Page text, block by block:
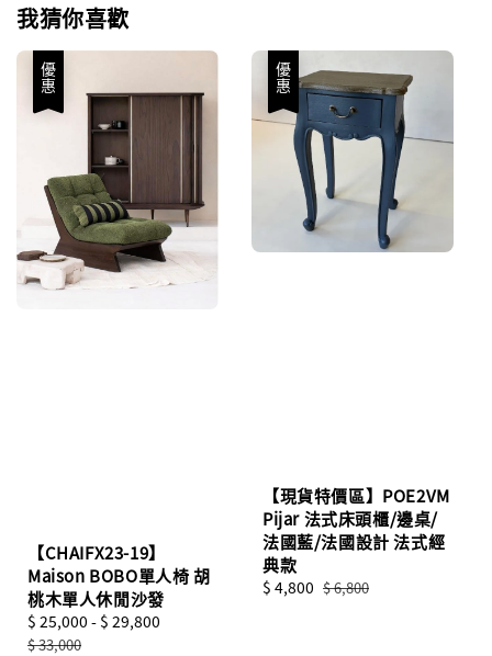
我猜你喜歡
優惠
【CHAIFX23-19】
Maison BOBO單人椅 胡
桃木單人休閒沙發
Sale
price
$ 25,000 - $ 29,800
$ 33,000
優惠
【現貨特價區】POE2VM
Pijar 法式床頭櫃/邊桌/
法國藍/法國設計 法式經
典款
Sale
$ 4,800 Regular
$ 6,800